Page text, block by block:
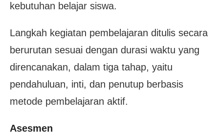
kebutuhan belajar siswa.
Langkah kegiatan pembelajaran ditulis secara
berurutan sesuai dengan durasi waktu yang
direncanakan, dalam tiga tahap, yaitu
pendahuluan, inti, dan penutup berbasis
metode pembelajaran aktif.
Asesmen